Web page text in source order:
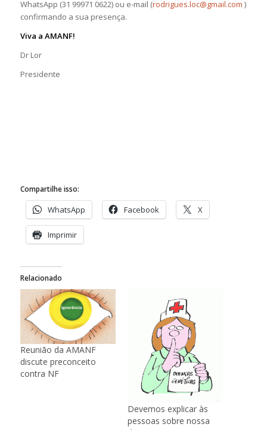
WhatsApp (31 99971 0622) ou e-mail (rodrigues.loc@gmail.com )
confirmando a sua presença.
Viva a AMANF!
Dr Lor
Presidente
Compartilhe isso:
WhatsApp Facebook X
Imprimir
Relacionado
Reunião da AMANF
discute preconceito
contra NF
Devemos explicar às
pessoas sobre nossa